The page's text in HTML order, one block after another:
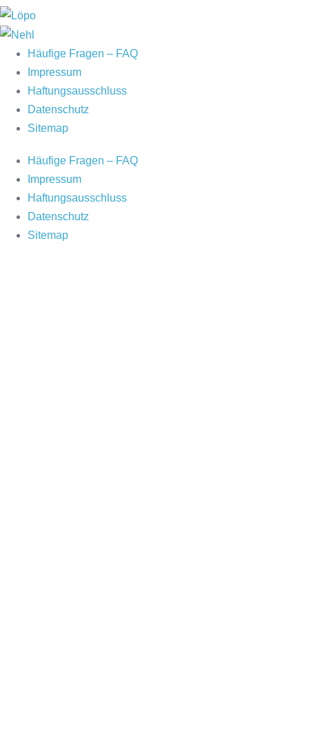
Häufige Fragen – FAQ
Impressum
Haftungsausschluss
Datenschutz
Sitemap
Häufige Fragen – FAQ
Impressum
Haftungsausschluss
Datenschutz
Sitemap